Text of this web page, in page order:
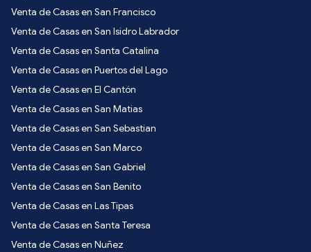
Venta de Casas en San Francisco
Venta de Casas en San Isidro Labrador
Venta de Casas en Santa Catalina
Venta de Casas en Puertos del Lago
Venta de Casas en El Cantón
Venta de Casas en San Matias
Venta de Casas en San Sebastian
Venta de Casas en San Marco
Venta de Casas en San Gabriel
Venta de Casas en San Benito
Venta de Casas en Las Tipas
Venta de Casas en Santa Teresa
Venta de Casas en Nuñez